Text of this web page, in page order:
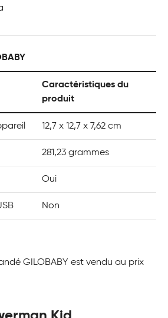
Caractéristiques du
produit
12,7 x 12,7 x 7,62 cm
281,23 grammes
Oui
Non
GILOBABY est vendu au prix